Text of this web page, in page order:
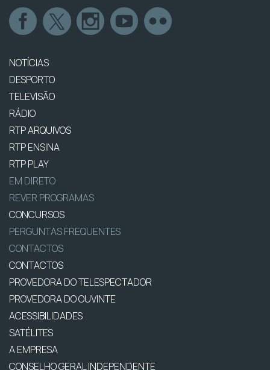
NOTÍCIAS
DESPORTO
TELEVISÃO
RÁDIO
RTP ARQUIVOS
RTP ENSINA
RTP PLAY
EM DIRETO
REVER PROGRAMAS
CONCURSOS
PERGUNTAS FREQUENTES
CONTACTOS
CONTACTOS
PROVEDORA DO TELESPECTADOR
PROVEDORA DO OUVINTE
ACESSIBILIDADES
SATÉLITES
A EMPRESA
CONSELHO GERAL INDEPENDENTE